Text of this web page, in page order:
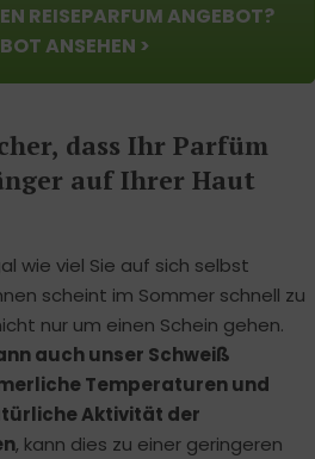
REISEPARFUM ANGEBOT?
ANSEHEN >
dass Ihr Parfüm
auf Ihrer Haut
wie viel Sie auf sich selbst
scheint im Sommer schnell zu
nur um einen Schein gehen.
auch unser Schweiß
Temperaturen und
Aktivität der
, kann dies zu einer geringeren